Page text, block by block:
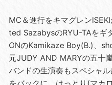
MC＆進行をキマグレン
ted SazabysのRYU-TAをギ
ONのKamikaze Boy(B.)、
元JUDY AND MARYの五十
バンドの生演奏もスペシャ
をバックに、はっとり(マカ